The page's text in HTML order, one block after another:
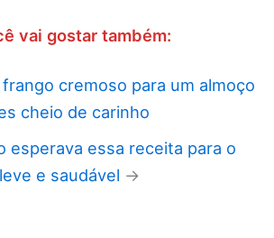
vai gostar também:
cremoso para um almoço
cheio de carinho
esperava essa receita para o
e saudável →